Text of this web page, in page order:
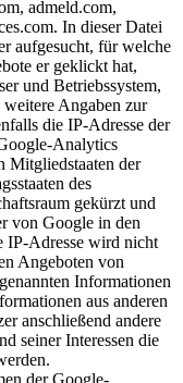
admeld.com,
In dieser Datei
aufgesucht, für welche
er geklickt hat,
und Betriebssystem,
Angaben zur
die IP-Adresse der
Analytics
Mitgliedstaaten der
des
gekürzt und
von Google in den
IP-Adresse wird nicht
Angeboten von
Informationen
aus anderen
anschließend andere
seiner Interessen die
der Google-